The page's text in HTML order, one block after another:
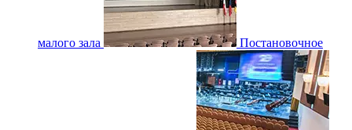
малого зала Постановочное